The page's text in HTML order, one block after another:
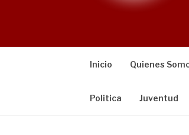
Inicio Quienes
Politica Juventud